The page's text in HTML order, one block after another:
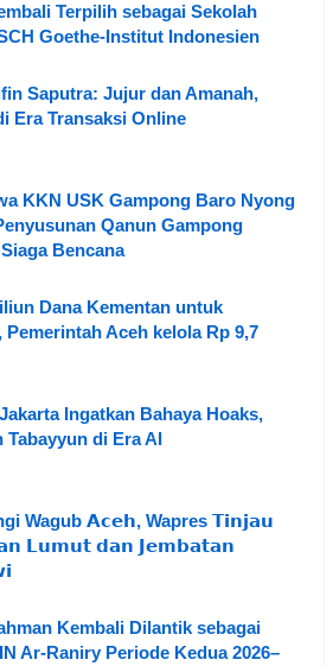
Terpilih sebagai Sekolah
Goethe-Institut Indonesien
Saputra: Jujur dan Amanah,
Era Transaksi Online
KKN USK Gampong Baro Nyong
Qanun Gampong
Bencana
Dana Kementan untuk
Pemerintah Aceh kelola Rp 9,7
Ingatkan Bahaya Hoaks,
Tabayyun di Era AI
Wagub 𝗔𝗰𝗲𝗵, Wapres 𝗧𝗶𝗻𝗷𝗮𝘂
𝗟𝘂𝗺𝘂𝘁 𝗱𝗮𝗻 𝗝𝗲𝗺𝗯𝗮𝘁𝗮𝗻
Kembali Dilantik sebagai
Ar-Raniry Periode Kedua 2026–